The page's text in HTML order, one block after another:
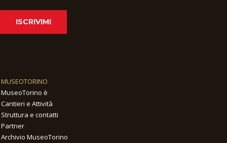
ISCRIVIMI
MUSEOTORINO
MuseoTorino è
Cantieri e Attività
Struttura e contatti
Partner
Archivio MuseoTorino